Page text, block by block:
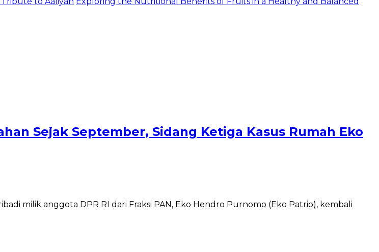
Sejak September, Sidang Ketiga Kasus Rumah Eko
milik anggota DPR RI dari Fraksi PAN, Eko Hendro Purnomo (Eko Patrio), kembali